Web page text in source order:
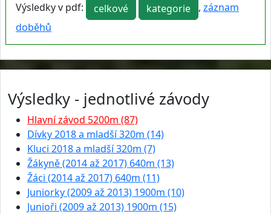
Výsledky v pdf: celkové kategorie , záznam
doběhů
Výsledky - jednotlivé závody
Hlavní závod 5200m (87)
Dívky 2018 a mladší 320m (14)
Kluci 2018 a mladší 320m (7)
Žákyně (2014 až 2017) 640m (13)
Žáci (2014 až 2017) 640m (11)
Juniorky (2009 až 2013) 1900m (10)
Junioři (2009 až 2013) 1900m (15)